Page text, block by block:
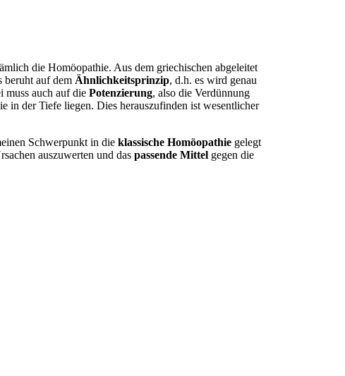
die Homöopathie. Aus dem griechischen abgeleitet
beruht auf dem Ähnlichkeitsprinzip, d.h. es wird genau
muss auch auf diePotenzierung, also die Verdünnung
in der Tiefe liegen. Dies herauszufinden ist wesentlicher
Schwerpunkt in dieklassische Homöopathie gelegt
auszuwerten und daspassende Mittel gegen die